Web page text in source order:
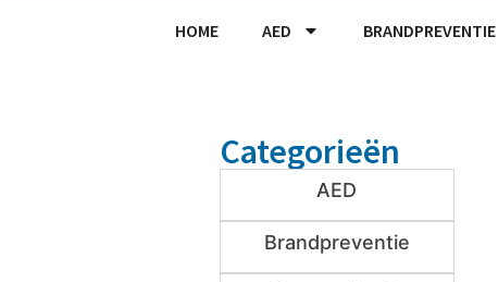
HOME AED BRANDPREVENTIE
Categorieën
AED
Brandpreventie